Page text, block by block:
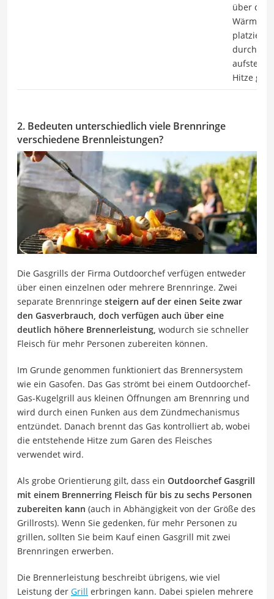
über der
platziert
durch die
Hitze
2. Bedeuten unterschiedlich viele Brennringe
verschiedene Brennleistungen?
Die Gasgrills der Firma Outdoorchef verfügen entweder
über einen einzelnen oder mehrere Brennringe. Zwei
separate Brennringe steigern auf der einen Seite zwar
den Gasverbrauch, doch verfügen auch über eine
deutlich höhere Brennerleistung, wodurch sie schneller
Fleisch für mehr Personen zubereiten können.
Im Grunde genommen funktioniert das Brennersystem
wie ein Gasofen. Das Gas strömt bei einem Outdoorchef-
Gas-Kugelgrill aus kleinen Öffnungen am Brennring und
wird durch einen Funken aus dem Zündmechanismus
entzündet. Danach brennt das Gas kontrolliert ab, wobei
die entstehende Hitze zum Garen des Fleisches
verwendet wird.
Als grobe Orientierung gilt, dass ein Outdoorchef Gasgrill
mit einem Brennerring Fleisch für bis zu sechs Personen
zubereiten kann (auch in Abhängigkeit von der Größe des
Grillrosts). Wenn Sie gedenken, für mehr Personen zu
grillen, sollten Sie beim Kauf einen Gasgrill mit zwei
Brennringen erwerben.
Die Brennerleistung beschreibt übrigens, wie viel
Leistung der Grill erbringen kann. Dabei spielen mehrere